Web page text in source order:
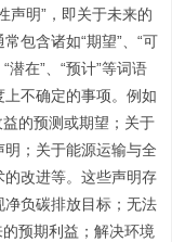
声明”，即关于未来的
包含诸如“期望”、“可
“潜在”、“预计”等词语
不确定的事项。例如
的预测或期望；关于
；关于能源运输与全
改进等。这些声明存
负碳排放目标；无法
预期利益；解决环境